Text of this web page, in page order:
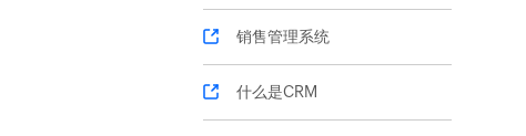
销售管理系统
什么是CRM